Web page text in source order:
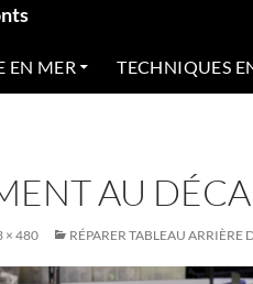
EN MER TECHNIQUES
AU
× 480 RÉPARER TABLEAU ARRIÈRE